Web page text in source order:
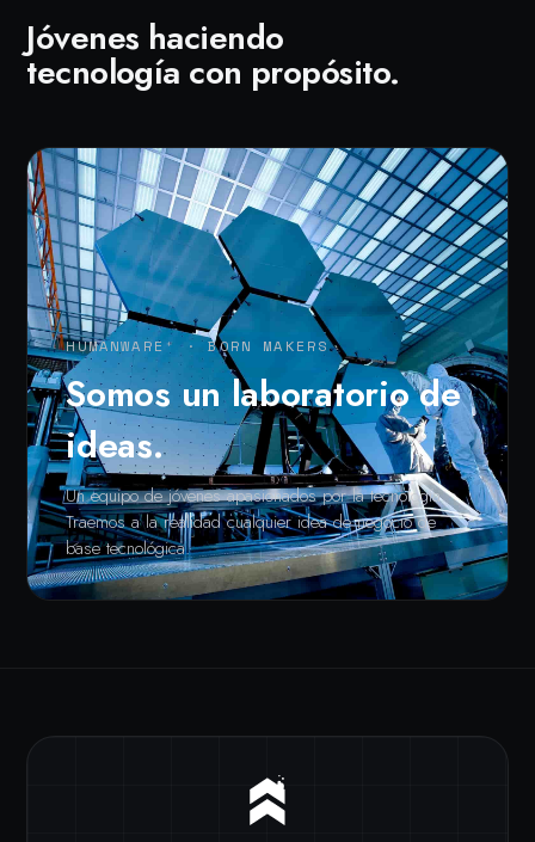
Jóvenes haciendo
tecnología con propósito.
HUMANWARE⁺ · BORN MAKERS
Somos un laboratorio de
ideas.
Un equipo de jóvenes apasionados por la tecnología.
Traemos a la realidad cualquier idea de negocio de
base tecnológica.